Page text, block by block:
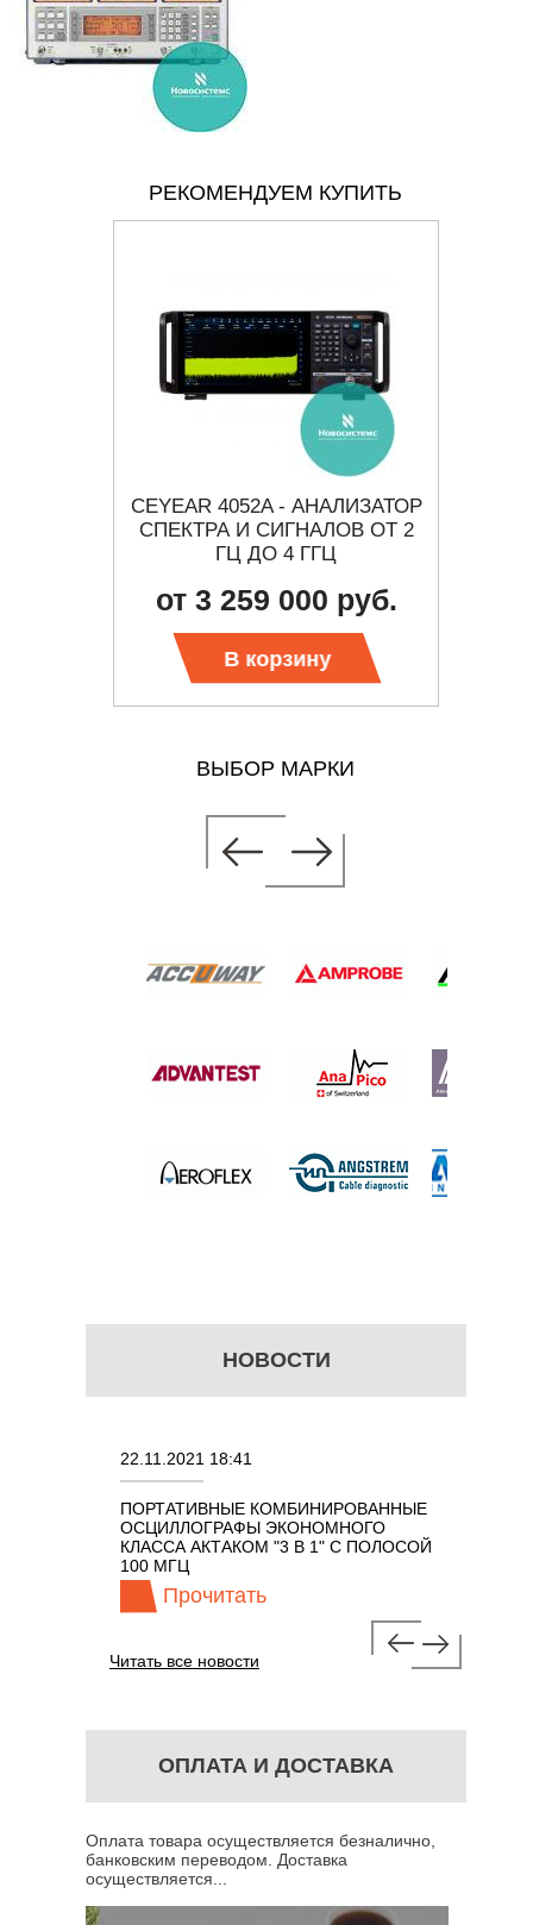
НОВОСТИ
22.11.2021 18:41
ПОРТАТИВНЫЕ КОМБИНИРОВАННЫЕ
ОСЦИЛЛОГРАФЫ ЭКОНОМНОГО
КЛАССА АКТАКОМ "3 В 1" С ПОЛОСОЙ
100 МГЦ
Прочитать
Читать все новости
ОПЛАТА И ДОСТАВКА
Оплата товара осуществляется безналично,
банковским переводом. Доставка
осуществляется...
РЕКОМЕНДУЕМ КУПИТЬ
CEYEAR 4052A - АНАЛИЗАТОР
СПЕКТРА И СИГНАЛОВ ОТ 2
ГЦ ДО 4 ГГЦ
от 3 259 000 руб.
В корзину
ВЫБОР МАРКИ